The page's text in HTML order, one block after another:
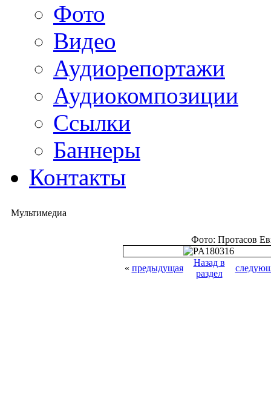
Фото
Видео
Аудиорепортажи
Аудиокомпозиции
Ссылки
Баннеры
Контакты
Мультимедиа
Фото: Протасов
« предыдущая
Назад в
раздел